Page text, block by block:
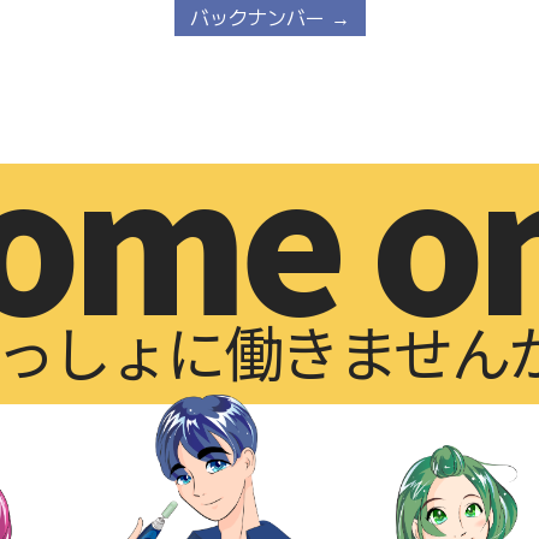
バックナンバー →
しょに働きません